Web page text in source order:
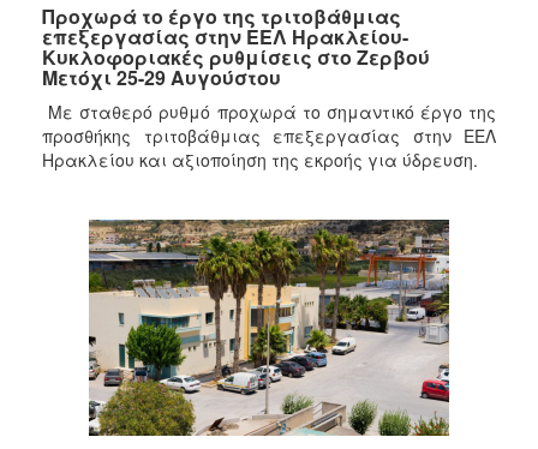
ΠΟΛΙΤΙΣΜΟΣ
ΑΝΘΕΚΤΙΚΗ
ΠΟΛΗ
Προχωρά το έργο της τριτοβάθμιας
επεξεργασίας στην ΕΕΛ Ηρακλείου-
Κυκλοφοριακές ρυθμίσεις στο Ζερβού
Μετόχι 25-29 Αυγούστου
Με σταθερό ρυθμό προχωρά το σημαντικό έργο της
προσθήκης τριτοβάθμιας επεξεργασίας στην ΕΕΛ
Ηρακλείου και αξιοποίηση της εκροής για ύδρευση.